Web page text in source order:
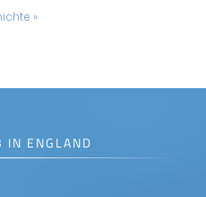
»
IN ENGLAND